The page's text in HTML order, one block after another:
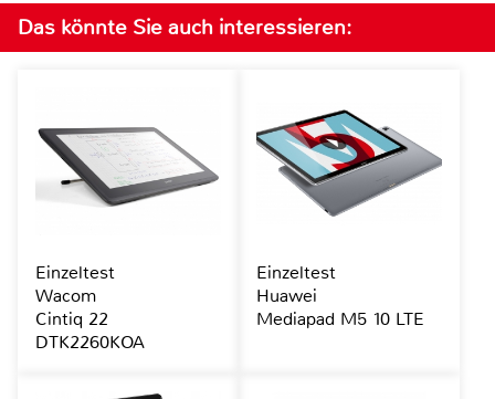
Das könnte Sie auch interessieren:
Einzeltest
Wacom
Cintiq 22
DTK2260KOA
Einzeltest
Huawei
Mediapad M5 10 LTE